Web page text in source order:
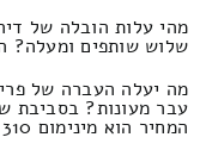
מהי עלות הובלה של
שלוש שותפים ומעלה? התמחור הינו 1400
מה יעלה העברה של
עבר מעונות? בסביבת
המחיר הוא מינימום 310 ש"ח.